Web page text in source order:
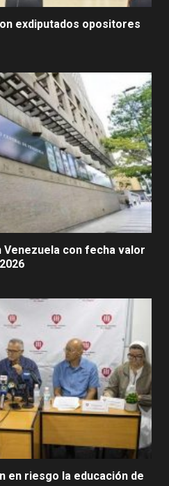
exdiputados opositores
con fecha valor
en riesgo la educación de